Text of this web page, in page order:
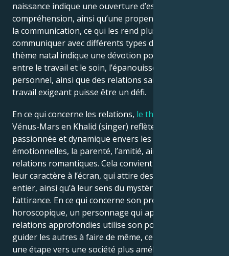
naissance indique une ouverture d’esprit, une
compréhension, ainsi qu’une propension naturelle à
la communication, ce qui les rend plus efficaces pour
communiquer avec différents types de personnes. Le
thème natal indique une dévotion pour l’équilibre
entre le travail et le soin, l’épanouissement
personnel, ainsi que des relations saines, bien qu’un
travail exigeant puisse être un défi.
En ce qui concerne les relations, le thème astral
Vénus-Mars en Khalid (singer) reflète une attitude
passionnée et dynamique envers les relations
émotionnelles, la parenté, l’amitié, ainsi que les
relations romantiques. Cela convient parfaitement à
leur caractère à l’écran, qui attire des fans du monde
entier, ainsi qu’à leur sens du mystère et de
l’attirance. En ce qui concerne son profil
horoscopique, un personnage qui apprécie les
relations approfondies utilise son pouvoir pour
guider les autres à faire de même, ce qui constitue
une étape vers une société plus améliorée.